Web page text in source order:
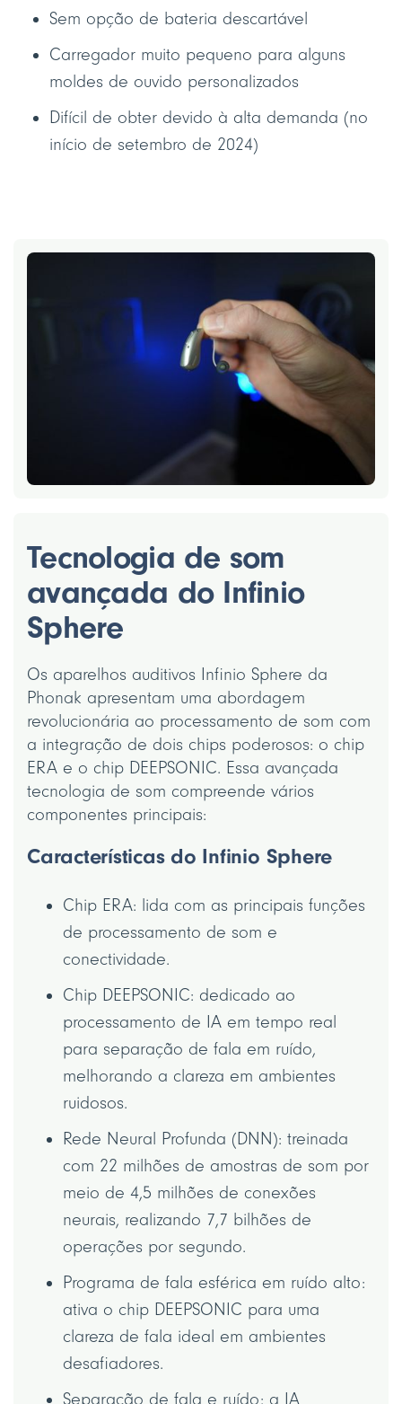
Sem opção de bateria descartável
Carregador muito pequeno para alguns
moldes de ouvido personalizados
Difícil de obter devido à alta demanda (no
início de setembro de 2024)
Tecnologia de som
avançada do Infinio
Sphere
Os aparelhos auditivos Infinio Sphere da
Phonak apresentam uma abordagem
revolucionária ao processamento de som com
a integração de dois chips poderosos: o chip
ERA e o chip DEEPSONIC. Essa avançada
tecnologia de som compreende vários
componentes principais:
Características do Infinio Sphere
Chip ERA: lida com as principais funções
de processamento de som e
conectividade.
Chip DEEPSONIC: dedicado ao
processamento de IA em tempo real
para separação de fala em ruído,
melhorando a clareza em ambientes
ruidosos.
Rede Neural Profunda (DNN): treinada
com 22 milhões de amostras de som por
meio de 4,5 milhões de conexões
neurais, realizando 7,7 bilhões de
operações por segundo.
Programa de fala esférica em ruído alto:
ativa o chip DEEPSONIC para uma
clareza de fala ideal em ambientes
desafiadores.
Separação de fala e ruído: a IA